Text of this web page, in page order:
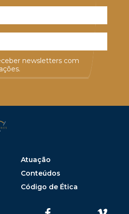
newsletters com
Atuação
Conteúdos
Código de Ética